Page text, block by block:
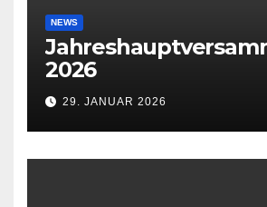
NEWS
2026
29. JANUAR 2026